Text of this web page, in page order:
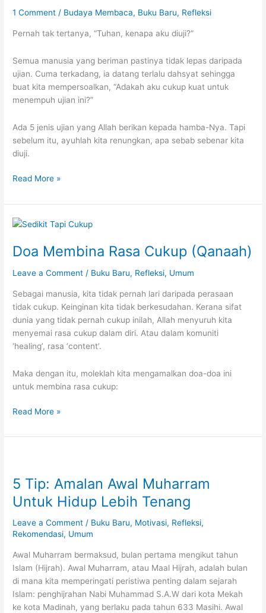
SoulSisters:
You
You’re
Falling
1 Comment / Budaya Membaca, Buku Baru, Refleksi
Pernah tak tertanya, “Tuhan, kenapa aku diuji?”
Semua manusia yang beriman pastinya tidak lepas daripada
ujian. Cuma terkadang, ia datang terlalu dahsyat sehingga
buat kita mempersoalkan, “Adakah aku cukup kuat untuk
menempuh ujian ini?”
Ada 5 jenis ujian yang Allah berikan kepada hamba-Nya. Tapi
sebelum itu, ayuhlah kita renungkan, apa sebab sebenar kita
diuji.
5
Ujian
Di
Dunia
Read More »
Doa Membina Rasa Cukup (Qanaah)
Leave a Comment / Buku Baru, Refleksi, Umum
Sebagai manusia, kita tidak pernah lari daripada perasaan
tidak cukup. Keinginan kita tidak berkesudahan. Kerana sifat
dunia yang tidak pernah cukup inilah, Allah menyuruh kita
menyemai rasa cukup dalam diri. Atau dalam komuniti
‘healing’, rasa ‘content’.
Maka dengan itu, moleklah kita mengamalkan doa-doa ini
untuk membina rasa cukup:
Doa
Rasa
Read More »
5 Tip: Amalan Awal Muharram
Untuk Hidup Lebih Tenang
Leave a Comment / Buku Baru, Motivasi, Refleksi,
Rekomendasi, Umum
Awal Muharram bermaksud, bulan pertama mengikut tahun
Islam (Hijrah). Awal Muharram, atau Maal Hijrah, adalah bulan
di mana kita memperingati peristiwa penting dalam sejarah
Islam: penghijrahan Nabi Muhammad S.A.W dari kota Mekah
ke kota Madinah, yang berlaku pada tahun 633 Masihi. Awal